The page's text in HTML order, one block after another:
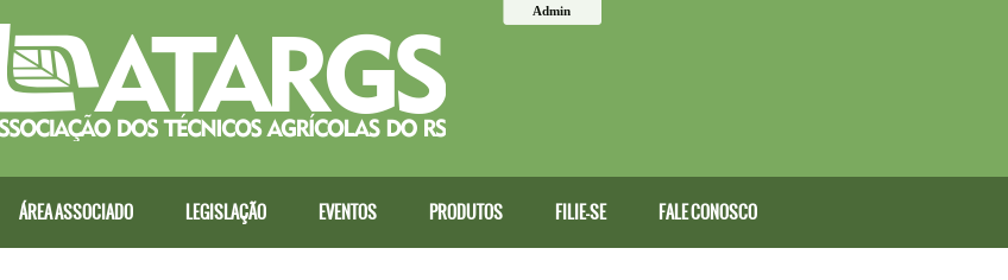
Admin
ÁREA ASSOCIADO LEGISLAÇÃO EVENTOS PRODUTOS FILIE-SE FALE CONOSCO